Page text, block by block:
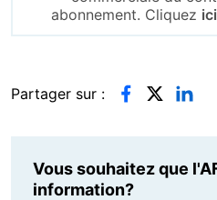
abonnement. Cliquez ici
Partager sur :
Vous souhaitez que
information?